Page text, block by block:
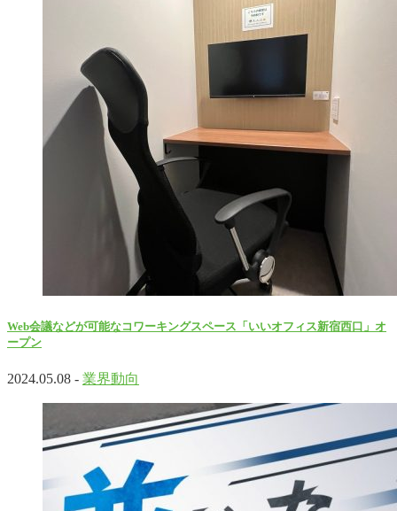
Web会議などが可能なコワーキングスペース「いいオフィス新宿西口」オ
ープン
2024.05.08 - 業界動向